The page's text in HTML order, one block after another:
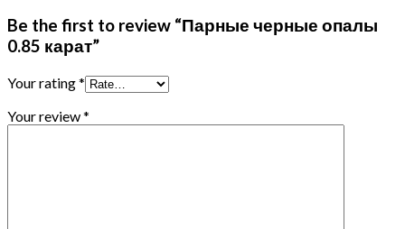
Be the first to review “Парные черные опалы
0.85 карат”
Your rating*
Your review*